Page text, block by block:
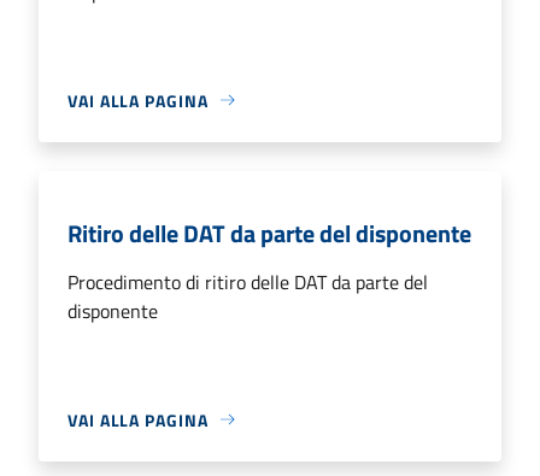
VAI ALLA PAGINA
Ritiro delle DAT da parte del disponente
Procedimento di ritiro delle DAT da parte del
disponente
VAI ALLA PAGINA